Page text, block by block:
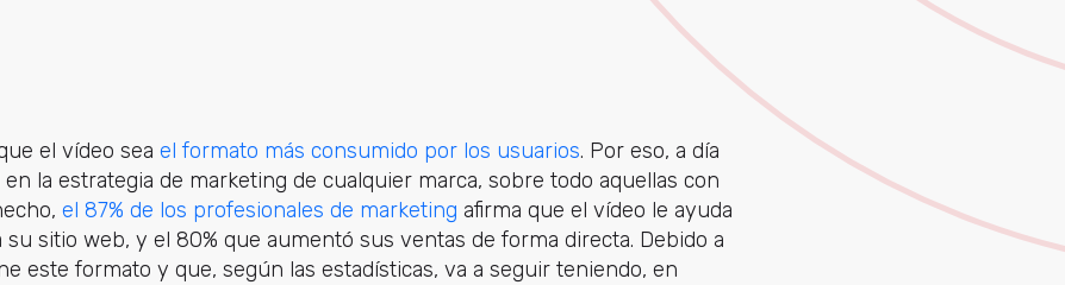
el vídeo sea el formato más consumido por los usuarios. Por eso, a día
la estrategia de marketing de cualquier marca, sobre todo aquellas con
el 87% de los profesionales de marketing afirma que el vídeo le ayuda
su sitio web, y el 80% que aumentó sus ventas de forma directa. Debido a
este formato y que, según las estadísticas, va a seguir teniendo, en